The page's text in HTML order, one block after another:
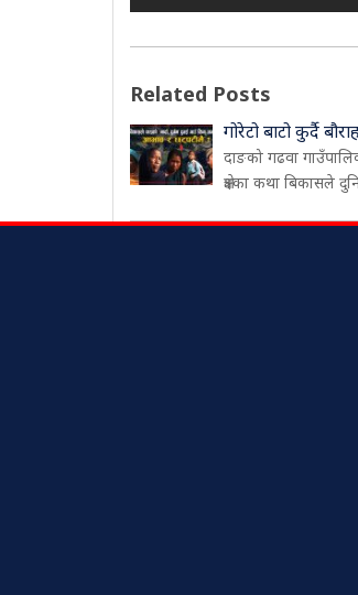
Related Posts
गोरेटो बाटो कुर्दै
दाङको गढवा
क्षेत्रका कथा बिकासले